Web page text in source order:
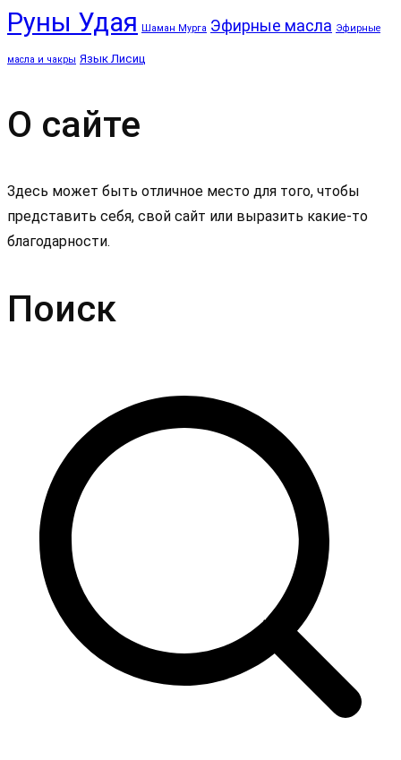
Руны Удая Шаман Мурга Эфирные масла Эфирные
масла и чакры Язык Лисиц
О сайте
Здесь может быть отличное место для того, чтобы
представить себя, свой сайт или выразить какие-то
благодарности.
Поиск